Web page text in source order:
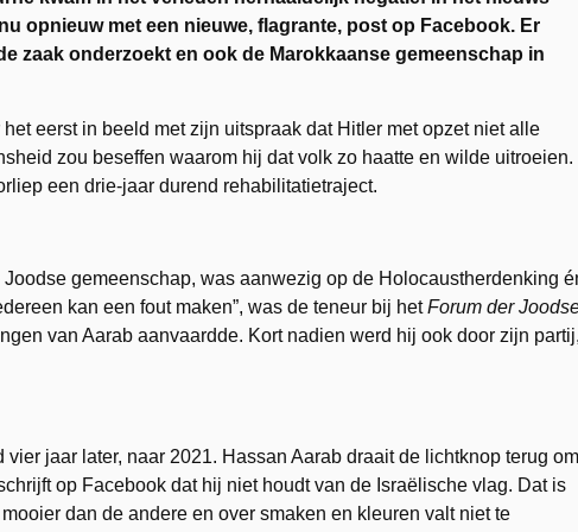
opnieuw met een nieuwe, flagrante, post op Facebook. Er
zaak onderzoekt en ook de Marokkaanse gemeenschap in
eerst in beeld met zijn uitspraak dat Hitler met opzet niet alle
zou beseffen waarom hij dat volk zo haatte en wilde uitroeien.
een drie-jaar durend rehabilitatietraject.
gemeenschap, was aanwezig op de Holocaustherdenking
kan een fout maken”, was de teneur bij hetForum der
van Aarab aanvaardde. Kort nadien werd hij ook door zijn partij,
jaar later, naar 2021. Hassan Aarab draait de lichtknop terug
op Facebook dat hij niet houdt van de Israëlische vlag. Dat is
dan de andere en over smaken en kleuren valt niet te